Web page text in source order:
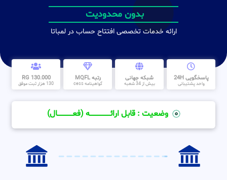
بدون محدودیت
ارائه خدمات تخصصی افتتاح حساب در لمباتا
پاسخگویی 24H
واحد پشتیبانی
شبکه جهانی
بیش از 34 شعبه
رتبه MQFL
گواهینامه cess
130.000 RG
130 هزار ثبت موفق
وضعیت : قابل ارائــــــــــــــــــــه (فعـــــــــــــــال)